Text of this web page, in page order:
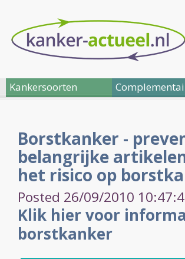
Kankersoorten
Borstkanker -
belangrijke
het risico op
Posted 26/09/2010
Klik hier voor
borstkanker